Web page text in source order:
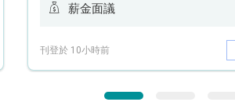
薪金面議
刊登於 10小時前